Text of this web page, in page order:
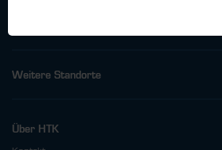
Weitere Standorte
Über HTK